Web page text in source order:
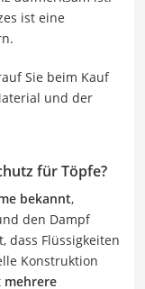
ist eine
Sie beim Kauf
und der
für Töpfe?
bekannt,
den Dampf
dass Flüssigkeiten
Konstruktion
mehrere